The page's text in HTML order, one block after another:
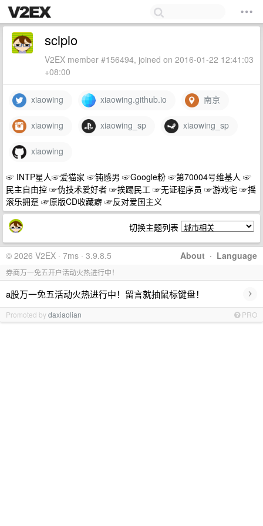
scipio
V2EX member #156494, joined on 2016-01-22 12:41:03
+08:00
xiaowing xiaowing.github.io 南京
xiaowing xiaowing_sp xiaowing_sp
xiaowing
☞ INTP星人☞爱猫家 ☞钝感男 ☞Google粉 ☞第70004号维基人 ☞
民主自由控 ☞伪技术爱好者 ☞挨踢民工 ☞无证程序员 ☞游戏宅 ☞摇
滚乐拥趸 ☞原版CD收藏癖 ☞反对爱国主义
切换主题列表
About · Language
© 2026 V2EX · 7ms · 3.9.8.5
券商万一免五开户活动火热进行中！
a股万一免五活动火热进行中！留言就抽鼠标键盘！ ›
Promoted bydaxiaolian PRO